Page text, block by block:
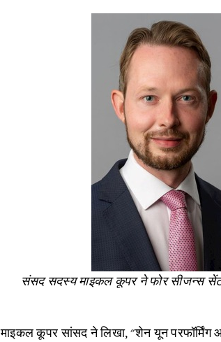
संसद सदस्य माइकल कूपर ने फोर सीजन्स
माइकल कूपर सांसद ने लिखा, "शेन यून परफॉर्मिंग